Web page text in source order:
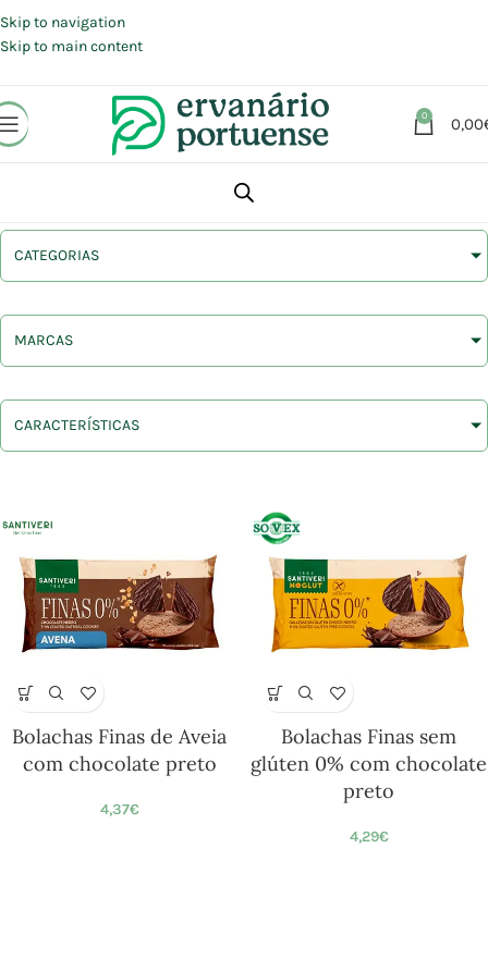
Skip to navigation
Skip to main content
0 0,00
CATEGORIAS
MARCAS
CARACTERÍSTICAS
Bolachas Finas de Aveia
com chocolate preto
4,37€
Bolachas Finas sem
glúten 0% com chocolate
preto
4,29€